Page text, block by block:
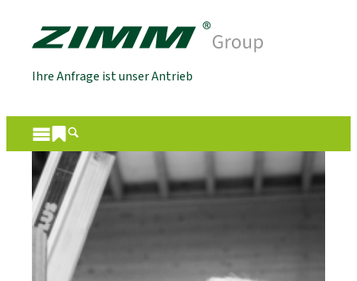
Ihre Anfrage ist unser Antrieb